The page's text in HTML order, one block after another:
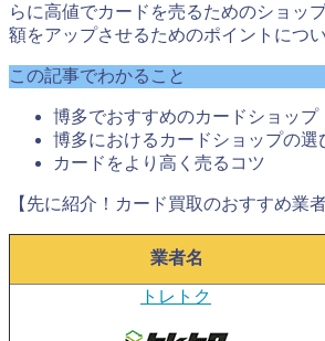
らに高値でカードを売るためのショッ
額をアップさせるためのポイントにつ
この記事でわかること
博多でおすすめのカードショップ
博多におけるカードショップの選
カードをより高く売るコツ
【先に紹介！カード買取のおすすめ業
業者名
トレトク